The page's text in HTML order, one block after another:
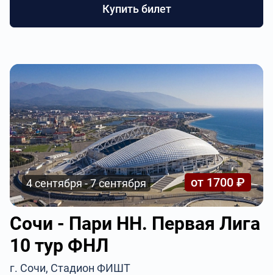
Купить билет
4 сентября - 7 сентября от 1700 ₽
Сочи - Пари НН. Первая Лига
10 тур ФНЛ
г. Сочи, Стадион ФИШТ